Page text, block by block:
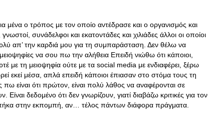
μένα ο τρόπος με τον οποίο αντέδρασε και ο οργανισμός και
συνάδελφοι και εκατοντάδες και χιλιάδες άλλοι οι οποίοι
απ’ την καρδιά μου για τη συμπαράσταση . Δεν θέλω να
να σου πω την αλήθεια Επειδή νιώθω ότι κάποιοι,
με τη μειοψηφία ούτε με τα social media με ενδιαφέρει, ξέρω
εκεί μέσα, απλά επειδή κάποιοι έπιασαν στο στόμα τους τη
είναι ότι πρώτον, είναι πολύ λάθος να αναφέρονται σε
δεδομένο ότι δεν γνωρίζουν, γιατί διαβάζω κριτικές για τον
στην εκπομπή, αν… τέλος πάντων διάφορα πράγματα.